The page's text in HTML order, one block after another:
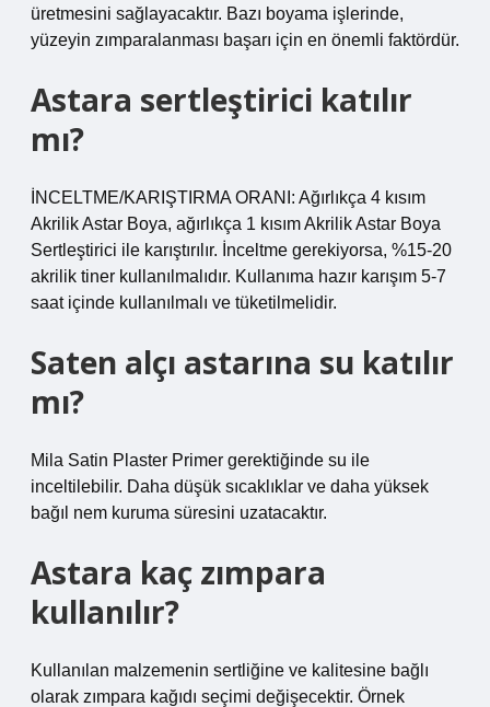
üretmesini sağlayacaktır. Bazı boyama işlerinde,
yüzeyin zımparalanması başarı için en önemli faktördür.
Astara sertleştirici katılır
mı?
İNCELTME/KARIŞTIRMA ORANI: Ağırlıkça 4 kısım
Akrilik Astar Boya, ağırlıkça 1 kısım Akrilik Astar Boya
Sertleştirici ile karıştırılır. İnceltme gerekiyorsa, %15-20
akrilik tiner kullanılmalıdır. Kullanıma hazır karışım 5-7
saat içinde kullanılmalı ve tüketilmelidir.
Saten alçı astarına su katılır
mı?
Mila Satin Plaster Primer gerektiğinde su ile
inceltilebilir. Daha düşük sıcaklıklar ve daha yüksek
bağıl nem kuruma süresini uzatacaktır.
Astara kaç zımpara
kullanılır?
Kullanılan malzemenin sertliğine ve kalitesine bağlı
olarak zımpara kağıdı seçimi değişecektir. Örnek